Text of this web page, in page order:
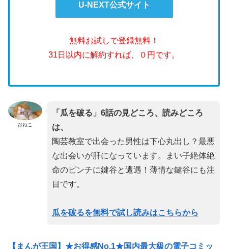
U-NEXT公式サイト
無料お試しで登録無料！
31日以内に解約すれば、０円です。
おねこ
「瓜を破る」6話の見どころ、読みどころ
は、
陶芸教室で出会った男性は下心丸出し？最悪
な出会いが肝になっています。まい子絶体絶
命のピンチに鍵谷と遭遇！薄情な鍵谷にも注
目です。
瓜を破るを無料で試し読みはこちらから
【まんが王国】★お得感No.1★国内最大級の電子コミッ